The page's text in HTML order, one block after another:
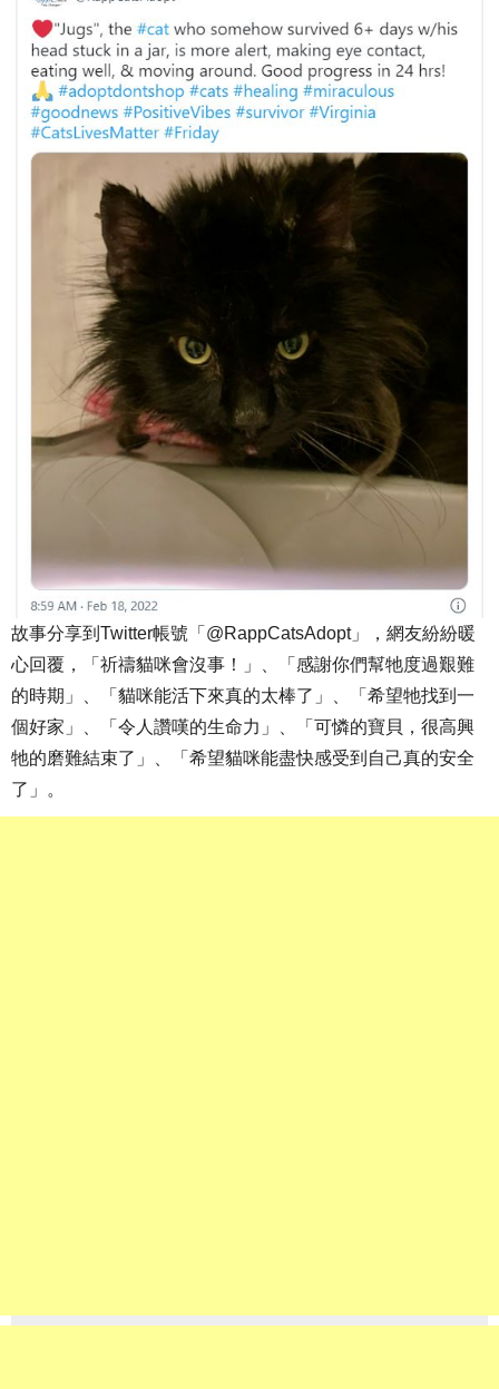
故事分享到Twitter帳號「@RappCatsAdopt」，網友紛紛暖
心回覆，「祈禱貓咪會沒事！」、「感謝你們幫牠度過艱難
的時期」、「貓咪能活下來真的太棒了」、「希望牠找到一
個好家」、「令人讚嘆的生命力」、「可憐的寶貝，很高興
牠的磨難結束了」、「希望貓咪能盡快感受到自己真的安全
了」。